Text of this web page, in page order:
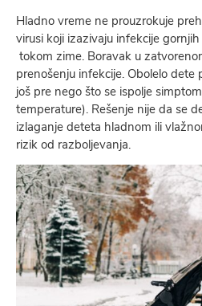
Hladno vreme ne prouzrokuje
virusi koji izazivaju infekcije
tokom zime. Boravak u
prenošenju infekcije. Obolelo dete
još pre nego što se ispolje
temperature). Rešenje nije da se
izlaganje deteta hladnom ili
rizik od razboljevanja.